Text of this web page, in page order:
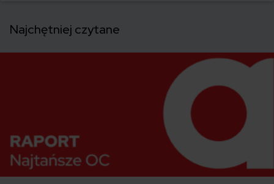
Najchętniej czytane